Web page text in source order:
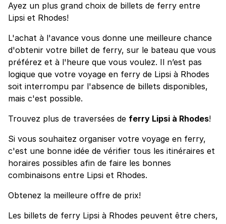
Ayez un plus grand choix de billets de ferry entre
Lipsi et Rhodes!
L'achat à l'avance vous donne une meilleure chance
d'obtenir votre billet de ferry, sur le bateau que vous
préférez et à l'heure que vous voulez. Il n’est pas
logique que votre voyage en ferry de Lipsi à Rhodes
soit interrompu par l'absence de billets disponibles,
mais c'est possible.
Trouvez plus de traversées de ferry Lipsi à Rhodes!
Si vous souhaitez organiser votre voyage en ferry,
c'est une bonne idée de vérifier tous les itinéraires et
horaires possibles afin de faire les bonnes
combinaisons entre Lipsi et Rhodes.
Obtenez la meilleure offre de prix!
Les billets de ferry Lipsi à Rhodes peuvent être chers,